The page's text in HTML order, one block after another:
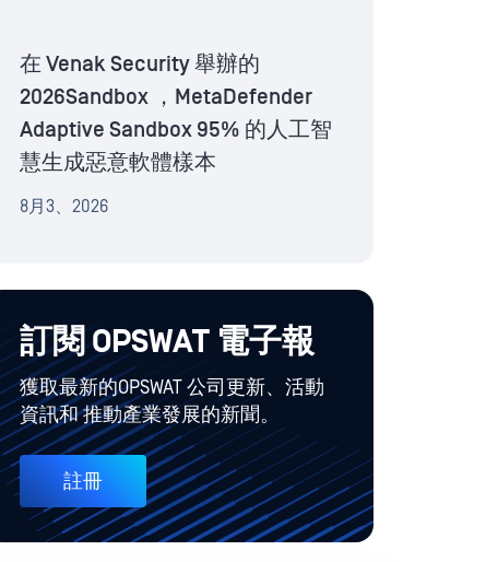
在 Venak Security 舉辦的
2026Sandbox ，MetaDefender
Adaptive Sandbox 95% 的人工智
慧生成惡意軟體樣本
8月3、2026
訂閱 OPSWAT 電子報
獲取最新的OPSWAT 公司更新、活動
資訊和 推動產業發展的新聞。
註冊